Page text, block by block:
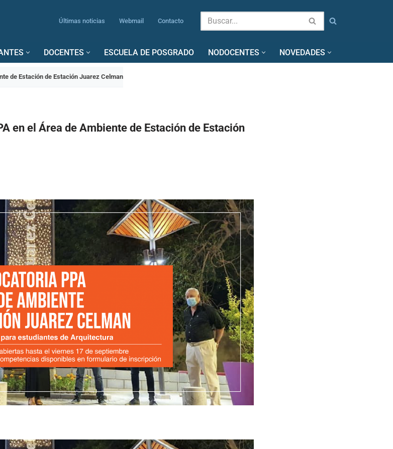
Últimas noticias Webmail Contacto
DOCENTES ESCUELA DE POSGRADO NODOCENTES NOVEDADES
de Estación de Estación Juarez Celman
en el Área de Ambiente de Estación de Estación